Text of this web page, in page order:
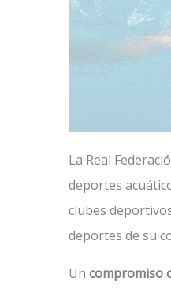
La Real
deportes
clubes
deportes de su
Un compromiso